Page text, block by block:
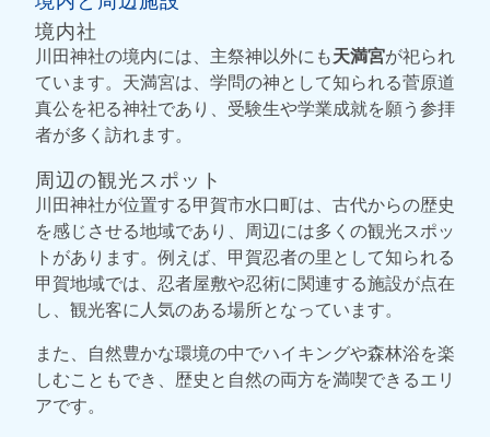
境内社
川田神社の境内には、主祭神以外にも天満宮が祀られ
ています。天満宮は、学問の神として知られる菅原道
真公を祀る神社であり、受験生や学業成就を願う参拝
者が多く訪れます。
周辺の観光スポット
川田神社が位置する甲賀市水口町は、古代からの歴史
を感じさせる地域であり、周辺には多くの観光スポッ
トがあります。例えば、甲賀忍者の里として知られる
甲賀地域では、忍者屋敷や忍術に関連する施設が点在
し、観光客に人気のある場所となっています。
また、自然豊かな環境の中でハイキングや森林浴を楽
しむこともでき、歴史と自然の両方を満喫できるエリ
アです。